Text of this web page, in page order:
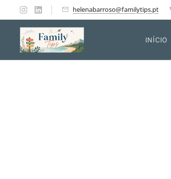
helenabarroso@familytips.pt
INÍCIO